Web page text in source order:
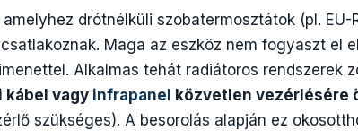
amelyhez drótnélküli szobatermosztátok (pl. EU-
Maga az eszköz nem fogyaszt el
Alkalmas tehát radiátoros rendszerek
kábel vagy infrapanel közvetlen vezérlésére
szükséges). A besorolás alapján ez